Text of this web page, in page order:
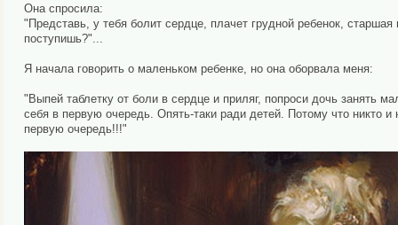
Она спросила:
"Представь, у тебя болит сердце, плачет грудной ребенок,
поступишь?"...
Я начала говорить о маленьком ребенке, но она оборвала меня:
"Выпей таблетку от боли в сердце и приляг, попроси дочь занять
себя в первую очередь. Опять-таки ради детей. Потому что никто
первую очередь!!!"